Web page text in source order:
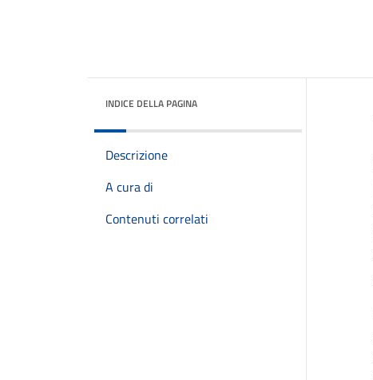
INDICE DELLA PAGINA
Descrizione
A cura di
Contenuti correlati